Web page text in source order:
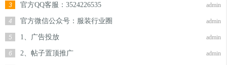
3 admin
官方QQ客服：3524226535
4 admin
官方微信公众号：服装行业圈
5 admin
1、广告投放
6 admin
2、帖子置顶推广